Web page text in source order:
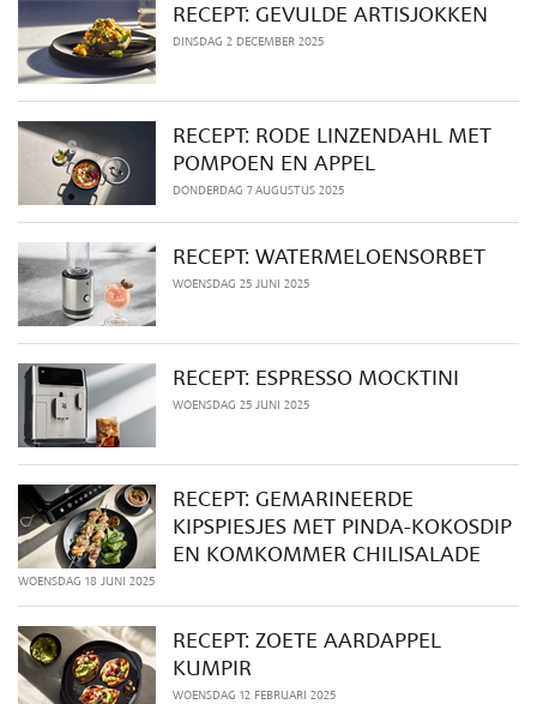
RECEPT: GEVULDE ARTISJOKKEN
DINSDAG 2 DECEMBER 2025
RECEPT: RODE LINZENDAHL MET
POMPOEN EN APPEL
DONDERDAG 7 AUGUSTUS 2025
RECEPT: WATERMELOENSORBET
WOENSDAG 25 JUNI 2025
RECEPT: ESPRESSO MOCKTINI
WOENSDAG 25 JUNI 2025
RECEPT: GEMARINEERDE
KIPSPIESJES MET PINDA-KOKOSDIP
EN KOMKOMMER CHILISALADE
WOENSDAG 18 JUNI 2025
RECEPT: ZOETE AARDAPPEL
KUMPIR
WOENSDAG 12 FEBRUARI 2025